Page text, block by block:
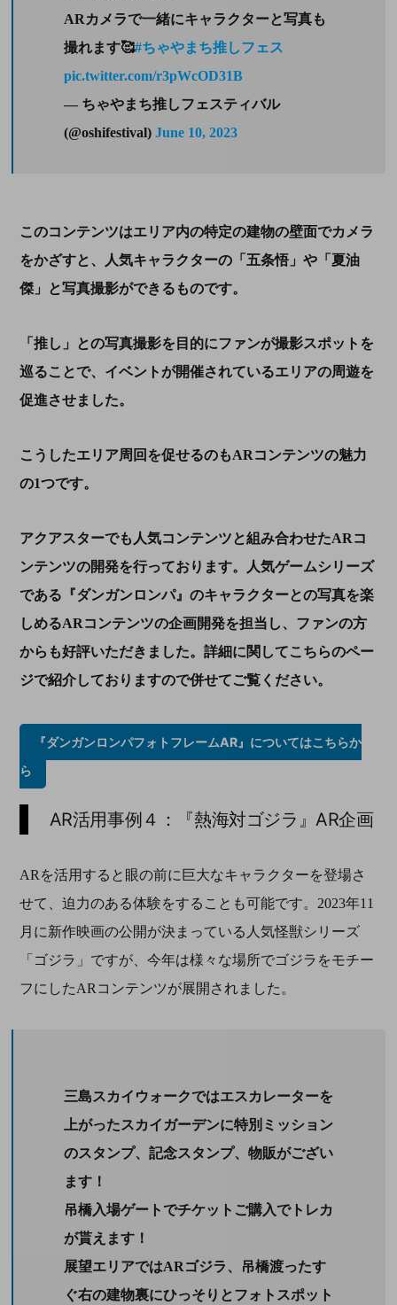
ARカメラで一緒にキャラクターと写真も
撮れます🥰#ちゃやまち推しフェス
pic.twitter.com/r3pWcOD31B
— ちゃやまち推しフェスティバル
(@oshifestival) June 10, 2023
このコンテンツはエリア内の特定の建物の壁面でカメラ
をかざすと、人気キャラクターの「五条悟」や「夏油
傑」と写真撮影ができるものです。
「推し」との写真撮影を目的にファンが撮影スポットを
巡ることで、イベントが開催されているエリアの周遊を
促進させました。
こうしたエリア周回を促せるのもARコンテンツの魅力
の1つです。
アクアスターでも人気コンテンツと組み合わせたARコ
ンテンツの開発を行っております。人気ゲームシリーズ
である『ダンガンロンパ』のキャラクターとの写真を楽
しめるARコンテンツの企画開発を担当し、ファンの方
からも好評いただきました。詳細に関してこちらのペー
ジで紹介しておりますので併せてご覧ください。
『ダンガンロンパフォトフレームAR』についてはこちらか
ら
AR活用事例４： 『熱海対ゴジラ』AR企画
ARを活用すると眼の前に巨大なキャラクターを登場さ
せて、迫力のある体験をすることも可能です。2023年11
月に新作映画の公開が決まっている人気怪獣シリーズ
「ゴジラ」ですが、今年は様々な場所でゴジラをモチー
フにしたARコンテンツが展開されました。
三島スカイウォークではエスカレーターを
上がったスカイガーデンに特別ミッション
のスタンプ、記念スタンプ、物販がござい
ます！
吊橋入場ゲートでチケットご購入でトレカ
が貰えます！
展望エリアではARゴジラ、吊橋渡ったす
ぐ右の建物裏にひっそりとフォトスポット